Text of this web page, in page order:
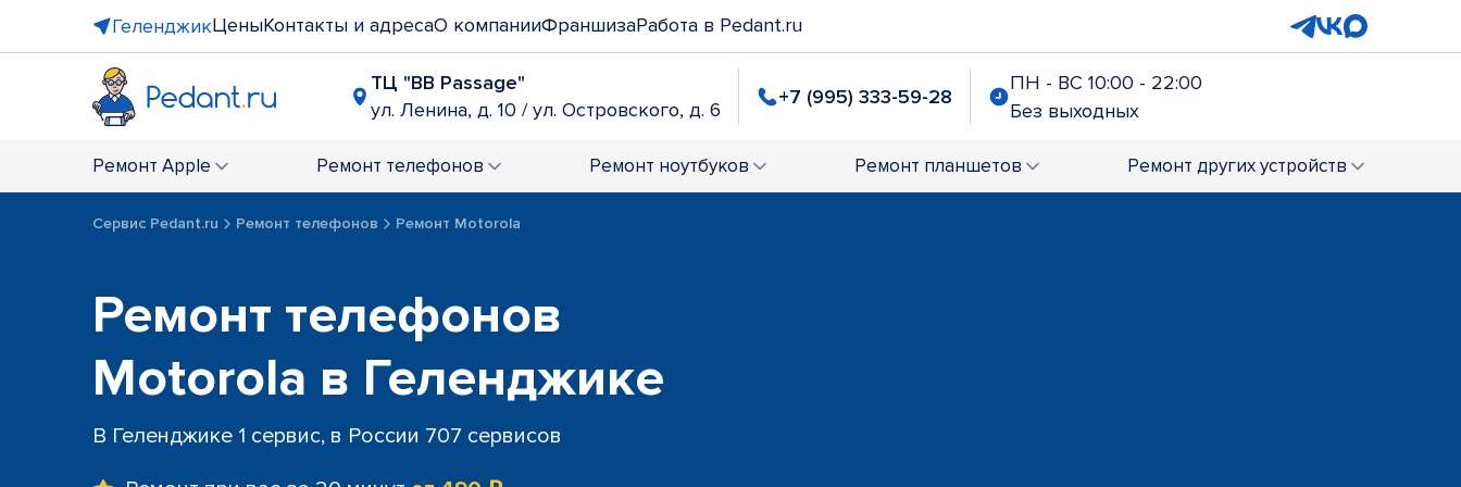
ГеленджикЦеныКонтакты и адресаО компанииФраншизаРабота в Pedant.ru
ТЦ "BB Passage"
ул. Ленина, д. 10 / ул. Островского, д. 6
+7 (995) 333-59-28
ПН - ВС 10:00 - 22:00
Без выходных
Ремонт Apple Ремонт телефонов Ремонт ноутбуков Ремонт планшетов Ремонт других устройств
Сервис Pedant.ru Ремонт телефонов Ремонт Motorola
Ремонт телефонов
Motorola в Геленджике
В Геленджике 1 сервис, в России 707 сервисов